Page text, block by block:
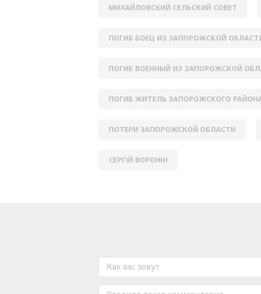
МИХАЙЛОВСКИЙ СЕЛЬСКИЙ СОВЕТ
ПОГИБ БОЕЦ ИЗ ЗАПОРОЖСКОЙ
ПОГИБ ВОЕННЫЙ ИЗ ЗАПОРОЖСКОЙ
ПОГИБ ЖИТЕЛЬ ЗАПОРОЖСКОГО
ПОТЕРИ ЗАПОРОЖСКОЙ ОБЛАСТИ
СЕРГІЙ ВОРОНІН